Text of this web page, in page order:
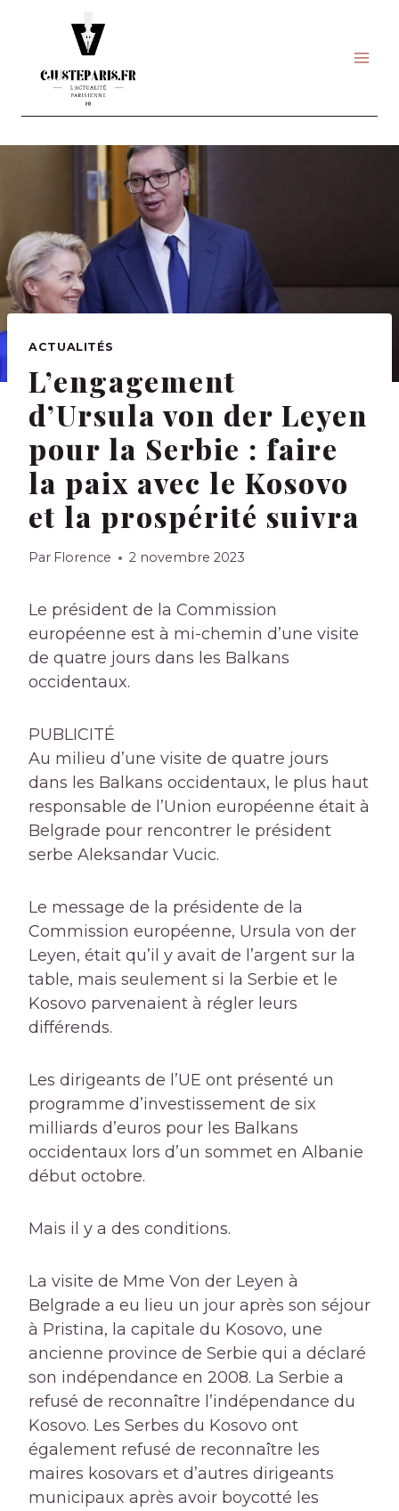
ACTUALITÉS
L’engagement
d’Ursula von der Leyen
pour la Serbie : faire
la paix avec le Kosovo
et la prospérité suivra
Par Florence 2 novembre 2023
Le président de la Commission
européenne est à mi-chemin d’une visite
de quatre jours dans les Balkans
occidentaux.
PUBLICITÉ
Au milieu d’une visite de quatre jours
dans les Balkans occidentaux, le plus haut
responsable de l’Union européenne était à
Belgrade pour rencontrer le président
serbe Aleksandar Vucic.
Le message de la présidente de la
Commission européenne, Ursula von der
Leyen, était qu’il y avait de l’argent sur la
table, mais seulement si la Serbie et le
Kosovo parvenaient à régler leurs
différends.
Les dirigeants de l’UE ont présenté un
programme d’investissement de six
milliards d’euros pour les Balkans
occidentaux lors d’un sommet en Albanie
début octobre.
Mais il y a des conditions.
La visite de Mme Von der Leyen à
Belgrade a eu lieu un jour après son séjour
à Pristina, la capitale du Kosovo, une
ancienne province de Serbie qui a déclaré
son indépendance en 2008. La Serbie a
refusé de reconnaître l’indépendance du
Kosovo. Les Serbes du Kosovo ont
également refusé de reconnaître les
maires kosovars et d’autres dirigeants
municipaux après avoir boycotté les